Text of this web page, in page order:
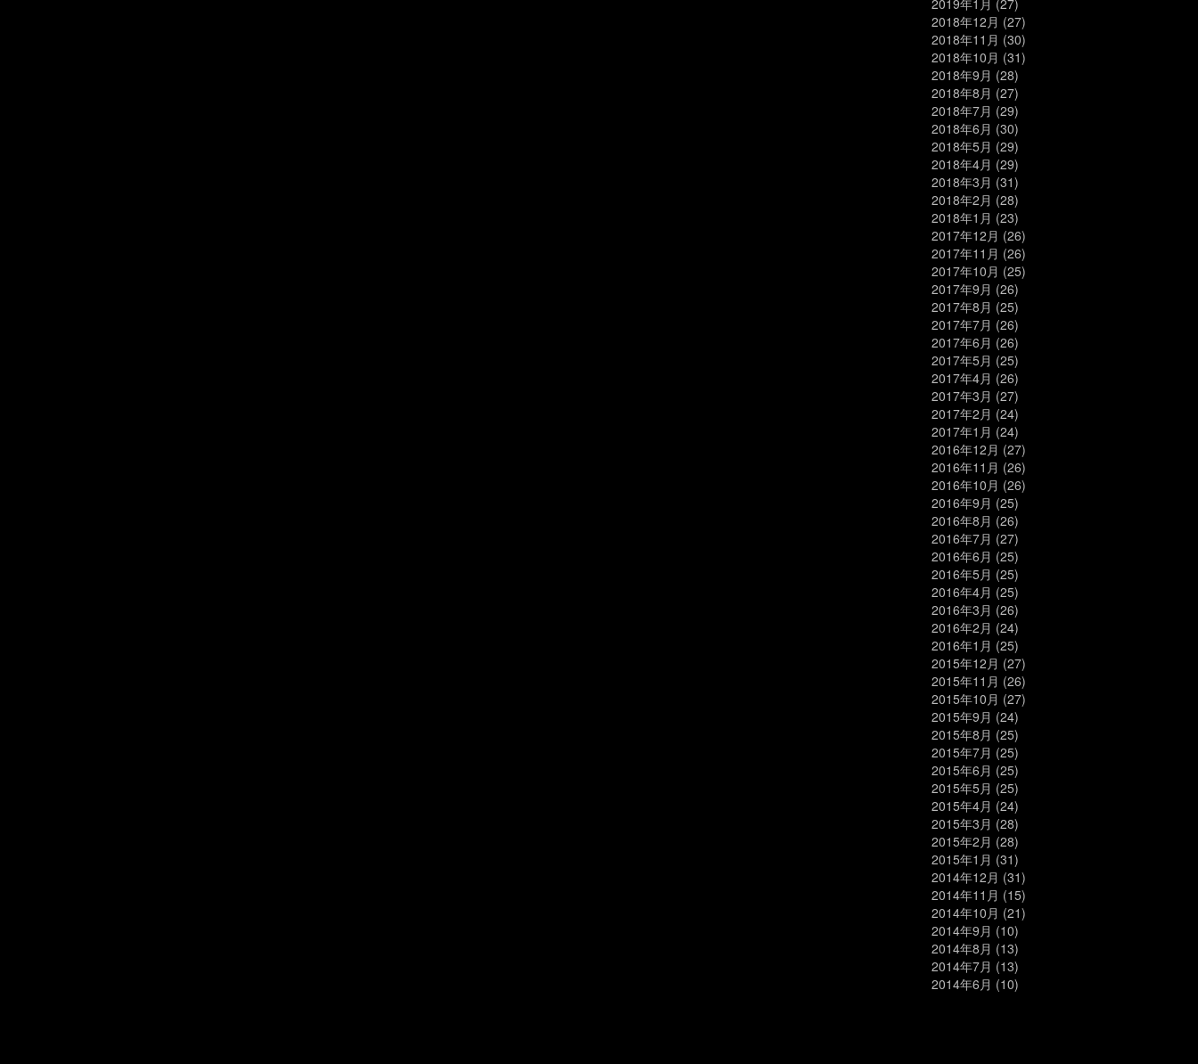
2019年1月 (27)
2018年12月 (27)
2018年11月 (30)
2018年10月 (31)
2018年9月 (28)
2018年8月 (27)
2018年7月 (29)
2018年6月 (30)
2018年5月 (29)
2018年4月 (29)
2018年3月 (31)
2018年2月 (28)
2018年1月 (23)
2017年12月 (26)
2017年11月 (26)
2017年10月 (25)
2017年9月 (26)
2017年8月 (25)
2017年7月 (26)
2017年6月 (26)
2017年5月 (25)
2017年4月 (26)
2017年3月 (27)
2017年2月 (24)
2017年1月 (24)
2016年12月 (27)
2016年11月 (26)
2016年10月 (26)
2016年9月 (25)
2016年8月 (26)
2016年7月 (27)
2016年6月 (25)
2016年5月 (25)
2016年4月 (25)
2016年3月 (26)
2016年2月 (24)
2016年1月 (25)
2015年12月 (27)
2015年11月 (26)
2015年10月 (27)
2015年9月 (24)
2015年8月 (25)
2015年7月 (25)
2015年6月 (25)
2015年5月 (25)
2015年4月 (24)
2015年3月 (28)
2015年2月 (28)
2015年1月 (31)
2014年12月 (31)
2014年11月 (15)
2014年10月 (21)
2014年9月 (10)
2014年8月 (13)
2014年7月 (13)
2014年6月 (10)